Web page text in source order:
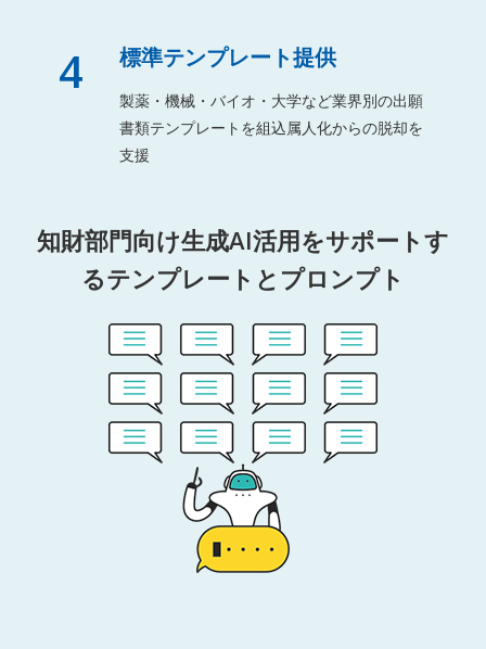
4 標準テンプレート提供
製薬・機械・バイオ・大学など業界別の出願
書類テンプレートを組込属人化からの脱却を
支援
知財部門向け生成AI活用をサポートす
るテンプレートとプロンプト